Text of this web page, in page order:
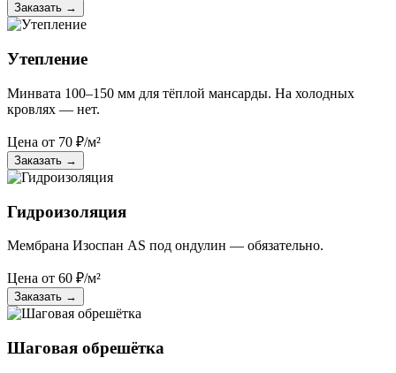
Заказать →
Утепление
Минвата 100–150 мм для тёплой мансарды. На холодных
кровлях — нет.
Цена от 70 ₽/м²
Заказать →
Гидроизоляция
Мембрана Изоспан AS под ондулин — обязательно.
Цена от 60 ₽/м²
Заказать →
Шаговая обрешётка